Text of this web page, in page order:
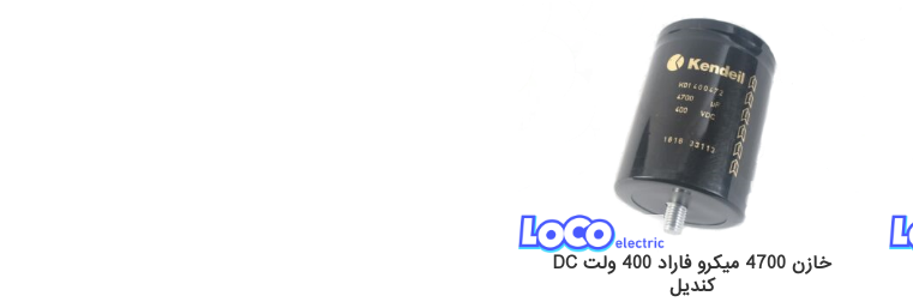
خازن 4700 میکرو فاراد 400 ولت DC
کندیل